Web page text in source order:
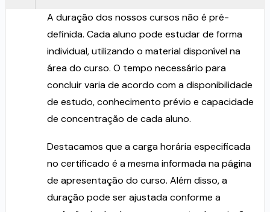
A duração dos nossos cursos não é pré-
definida. Cada aluno pode estudar de forma
individual, utilizando o material disponível na
área do curso. O tempo necessário para
concluir varia de acordo com a disponibilidade
de estudo, conhecimento prévio e capacidade
de concentração de cada aluno.
Destacamos que a carga horária especificada
no certificado é a mesma informada na página
de apresentação do curso. Além disso, a
duração pode ser ajustada conforme a